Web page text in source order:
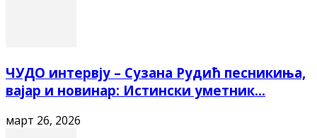
ЧУДО интервју – Сузана Рудић песникиња,
вајар и новинар: Истински уметник...
март 26, 2026